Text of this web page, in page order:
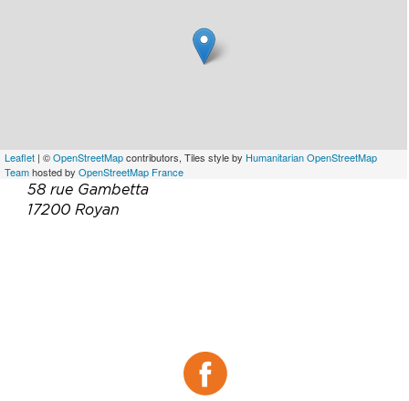
Leaflet | ©OpenStreetMapcontributors, Tiles style by Humanitarian OpenStreetMap
Teamhosted by OpenStreetMap France
58 rue Gambetta
17200 Royan